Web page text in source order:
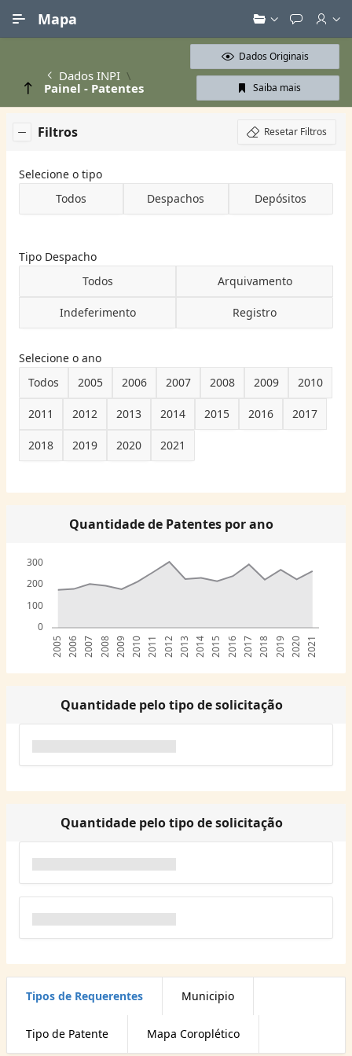
Mapa
Dados INPI
Painel - Patentes
Dados Originais
Saiba mais
Filtros Resetar Filtros
Selecione o tipo
Todos
Despachos Depósitos
Tipo Despacho
Todos
Arquivamento
Indeferimento Registro
Selecione o ano
Todos
2005 2006 2007 2008 2009 2010
2011 2012 2013 2014 2015 2016 2017
2018 2019 2020 2021
Quantidade de Patentes por ano
0
100
200
300
2005 2006 2007 2008 2009 2010 2011 2012 2013 2014 2015 2016 2017 2018 2019 2020 2021
Quantidade pelo tipo de solicitação
Quantidade pelo tipo de solicitação
Tipos de Requerentes Municipio
Tipo de Patente Mapa Coroplético